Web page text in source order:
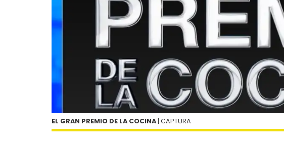
EL GRAN PREMIO DE LA COCINA | CAPTURA